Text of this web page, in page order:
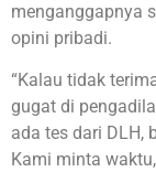
menganggapnya
opini pribadi.
“Kalau tidak
gugat di
ada tes dari DLH,
Kami minta